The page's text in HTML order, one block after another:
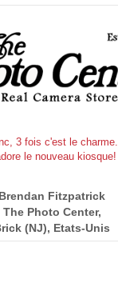
3 fois c'est le charme.
le nouveau kiosque!
Brendan Fitzpatrick
The Photo Center,
(NJ), Etats-Unis